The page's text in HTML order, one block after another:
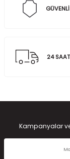
24
Kampanyalar